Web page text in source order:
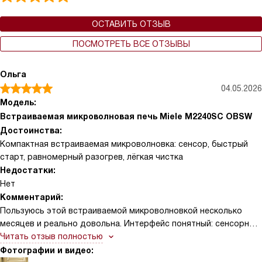
ОСТАВИТЬ ОТЗЫВ
ПОСМОТРЕТЬ ВСЕ ОТЗЫВЫ
Ольга
04.05.2026
Модель:
Встраиваемая микроволновая печь Miele M2240SC OBSW
Достоинства:
Компактная встраиваемая микроволновка: сенсор, быстрый
старт, равномерный разогрев, лёгкая чистка
Недостатки:
Нет
Комментарий:
Пользуюсь этой встраиваемой микроволновкой несколько
месяцев и реально довольна. Интерфейс понятный: сенсорные
элементы и семисегментный дисплей не заставили меня читать
длинные инструкции. Боковое расположение панели оказалось
Читать отзыв полностью
Фотографии и видео: